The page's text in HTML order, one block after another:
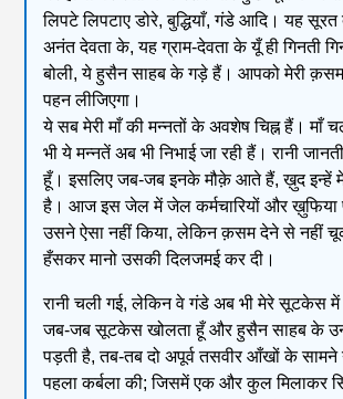
लिपटे लिपटाए डोरे, बुद्धियाँ, गंडे आदि। यह
अनंत देवता के, यह ग्राम-देवता के यूँ ही गिनती
बोली, ये हुसैन साहब के गड़े हैं। आपको मेरी
पहन लीजिएगा।
ये सब मेरी माँ की मन्नतों के अवशेष चिह्न हैं। माँ
भी ये मन्नतें अब भी निभाई जा रही हैं। रानी
हूँ। इसलिए जब-जब इनके मौक़े आते हैं, ख़ुद इन्हें
है। आज इस जेल में जेल कर्मचारियों और ख़ुफिया
उसने ऐसा नहीं किया, लेकिन क़सम देने से नहीं
हँसकर मानो उसकी दिलजमई कर दी।
रानी चली गई, लेकिन वे गंडे अब भी मेरे सूटकेस
जब-जब सूटकेस खोलता हूँ और हुसैन साहब के
पड़ती है, तब-तब दो अपूर्व तसवीर आँखों के
पहला कर्बला की; जिसमें एक और कुल मिलाकर